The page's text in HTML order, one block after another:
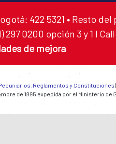
422 5321 • Resto del
0200 opción 3 y 1 I
de mejora
Reglamentos y Constituciones
de 1895 expedida por el Ministerio de